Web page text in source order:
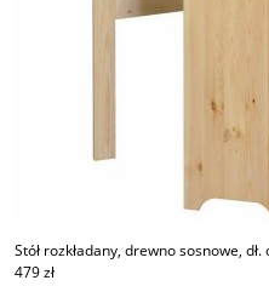
Stół rozkładany, drewno sosnowe,
479 zł